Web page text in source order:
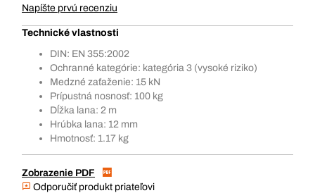
Napíšte prvú recenziu
Technické vlastnosti
DIN: EN 355:2002
Ochranné kategórie: kategória 3 (vysoké riziko)
Medzné zaťaženie: 15 kN
Prípustná nosnosť: 100 kg
Dĺžka lana: 2 m
Hrúbka lana: 12 mm
Hmotnosť: 1.17 kg
Zobrazenie PDF
Odporučiť produkt priateľovi